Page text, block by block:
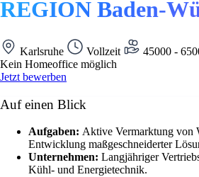
REGION Baden-
Karlsruhe Vollzeit
45000 -
Kein Homeoffice möglich
Jetzt bewerben
Auf einen Blick
Aufgaben: Aktive Vermarktung von
Entwicklung maßgeschneiderter
Unternehmen: Langjähriger
Kühl- und Energietechnik.